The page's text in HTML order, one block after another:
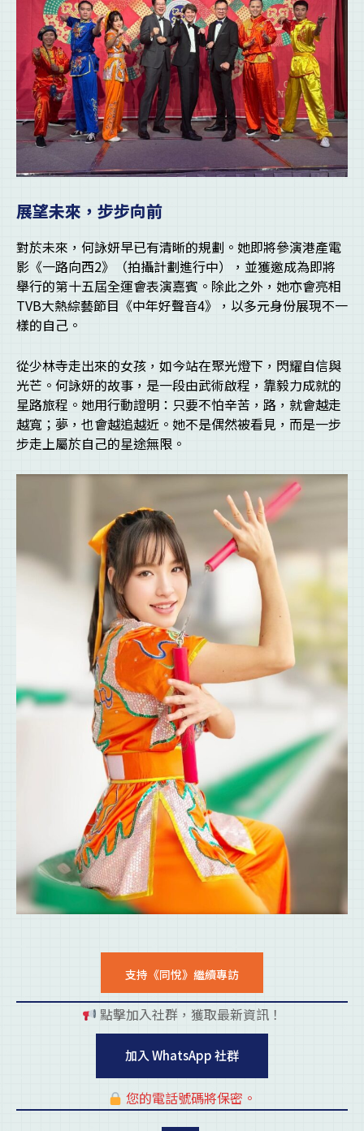
展望未來，步步向前
對於未來，何詠妍早已有清晰的規劃。她即將參演港產電
影《一路向西2》（拍攝計劃進行中），並獲邀成為即將
舉行的第十五屆全運會表演嘉賓。除此之外，她亦會亮相
TVB大熱綜藝節目《中年好聲音4》，以多元身份展現不一
樣的自己。
從少林寺走出來的女孩，如今站在聚光燈下，閃耀自信與
光芒。何詠妍的故事，是一段由武術啟程，靠毅力成就的
星路旅程。她用行動證明：只要不怕辛苦，路，就會越走
越寬；夢，也會越追越近。她不是偶然被看見，而是一步
步走上屬於自己的星途無限。
支持《同悅》繼續專訪
點擊加入社群，獲取最新資訊！
加入 WhatsApp 社群
您的電話號碼將保密。